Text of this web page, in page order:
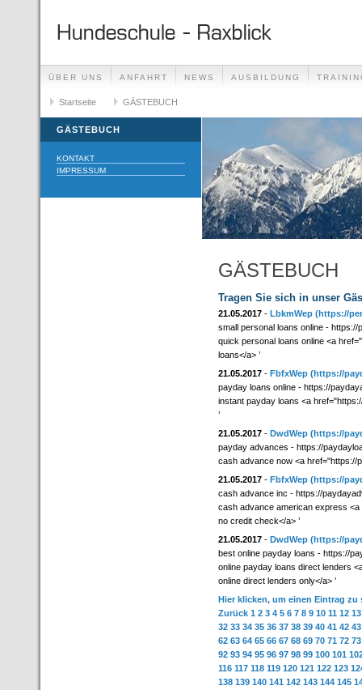
ÜBER UNS ANFAHRT NEWS AUSBILDUNG
GÄSTEBUCH LINKS
Startseite GÄSTEBUCH
GÄSTEBUCH
KONTAKT
IMPRESSUM
GÄSTEBUCH
Tragen Sie sich in unser
21.05.2017 - LbkmWep (https://
small personal loans online -
quick personal loans online <a
loans</a> ’
21.05.2017 - FbfxWep (https://
payday loans online - https://
instant payday loans <a
’
21.05.2017 - DwdWep (https://
payday advances - https://
cash advance now <a href="https://
21.05.2017 - FbfxWep (https://
cash advance inc - https://
cash advance american express
no credit check</a> ’
21.05.2017 - DwdWep (https://
best online payday loans - https://
online payday loans direct lenders
online direct lenders only</a> ’
Hier klicken, um einen Eintrag zu
Zurück 1 2 3 4 5 6 7 8 9 10 11 12 13
32 33 34 35 36 37 38 39 40 41 42 43
62 63 64 65 66 67 68 69 70 71 72 73
92 93 94 95 96 97 98 99 100 101
116 117 118 119 120 121 122 123
138 139 140 141 142 143 144 145